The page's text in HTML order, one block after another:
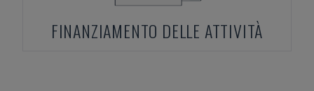
FINANZIAMENTO DELLE ATTIVITÀ